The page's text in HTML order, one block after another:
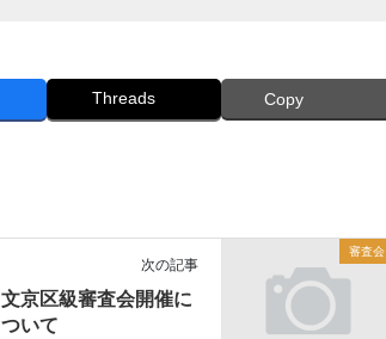
Threads Copy
審査会
次の記事
文京区級審査会開催に
ついて